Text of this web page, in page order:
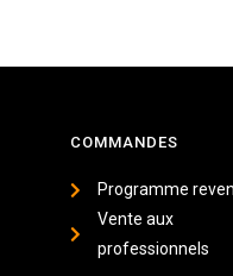
COMMANDES
Programme
Vente aux
professionnels